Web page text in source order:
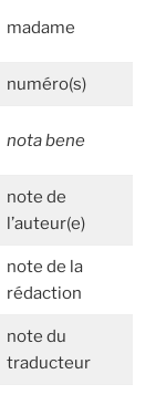
madame
numéro(s)
nota bene
note de
l’auteur(e)
note de la
rédaction
note du
traducteur